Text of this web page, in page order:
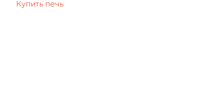
Купить печь